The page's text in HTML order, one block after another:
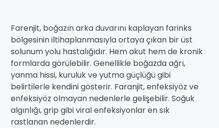
Farenjit, boğazın arka duvarını kaplayan farinks
bölgesinin iltihaplanmasıyla ortaya çıkan bir üst
solunum yolu hastalığıdır. Hem akut hem de kronik
formlarda görülebilir. Genellikle boğazda ağrı,
yanma hissi, kuruluk ve yutma güçlüğü gibi
belirtilerle kendini gösterir. Faranjit, enfeksiyöz ve
enfeksiyöz olmayan nedenlerle gelişebilir. Soğuk
algınlığı, grip gibi viral enfeksiyonlar en sık
rastlanan nedenlerdir.